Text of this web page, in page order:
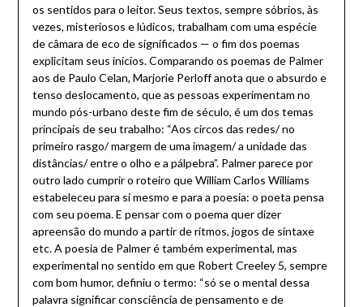
os sentidos para o leitor. Seus textos, sempre sóbrios, às
vezes, misteriosos e lúdicos, trabalham com uma espécie
de câmara de eco de significados — o fim dos poemas
explicitam seus inícios. Comparando os poemas de Palmer
aos de Paulo Celan, Marjorie Perloff anota que o absurdo e
tenso deslocamento, que as pessoas experimentam no
mundo pós-urbano deste fim de século, é um dos temas
principais de seu trabalho: “Aos circos das redes/ no
primeiro rasgo/ margem de uma imagem/ a unidade das
distâncias/ entre o olho e a pálpebra”. Palmer parece por
outro lado cumprir o roteiro que William Carlos Williams
estabeleceu para si mesmo e para a poesia: o poeta pensa
com seu poema. E pensar com o poema quer dizer
apreensão do mundo a partir de ritmos, jogos de sintaxe
etc. A poesia de Palmer é também experimental, mas
experimental no sentido em que Robert Creeley 5, sempre
com bom humor, definiu o termo: “só se o mental dessa
palavra significar consciência de pensamento e de